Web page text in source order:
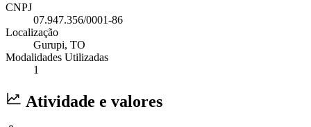
CNPJ
07.947.356/0001-86
Localização
Gurupi, TO
Modalidades Utilizadas
1
Atividade e valores